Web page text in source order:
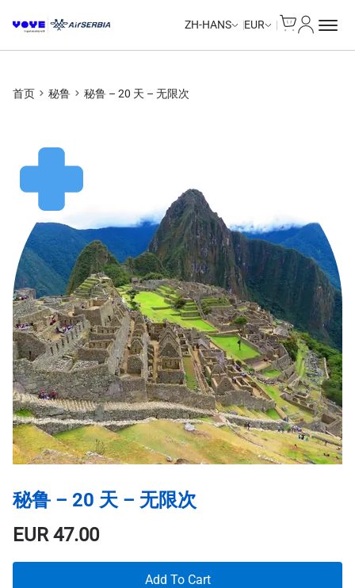
ZH-HANS EUR
首页 秘鲁 秘鲁 – 20 天 – 无限次
秘鲁 – 20 天 – 无限次
EUR47.00
Add To Cart